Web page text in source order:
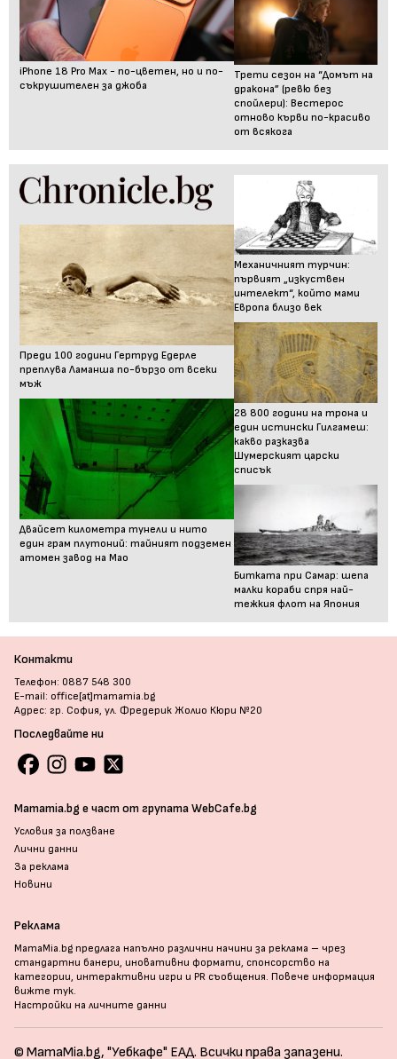
iPhone 18 Pro Max - по-цветен, но и по-
съкрушителен за джоба
Трети сезон на “Домът на
дракона” (ревю без
спойлери): Вестерос
отново кърви по-красиво
от всякога
Преди 100 години Гертруд Едерле
преплува Ламанша по-бързо от всеки
мъж
Двайсет километра тунели и нито
един грам плутоний: тайният подземен
атомен завод на Мао
Механичният турчин:
първият „изкуствен
интелект“, който мами
Европа близо век
28 800 години на трона и
един истински Гилгамеш:
какво разказва
Шумерският царски
списък
Битката при Самар: шепа
малки кораби спря най-
тежкия флот на Япония
Контакти
Телефон: 0887 548 300
E-mail: office[at]mamamia.bg
Адрес: гр. София, ул. Фредерик Жолио Кюри №20
Последвайте ни
Mamamia.bg е част от групата WebCafe.bg
Условия за ползване
Лични данни
За реклама
Новини
Реклама
MamaMia.bg предлага напълно различни начини за реклама – чрез
стандартни банери, иновативни формати, спонсорство на
категории, интерактивни игри и PR съобщения. Повече информация
вижте тук.
Настройки на личните данни
© MamaMia.bg, "Уебкафе" ЕАД. Всички права запазени.